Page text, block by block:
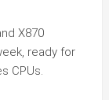
X870
ready for
CPUs.